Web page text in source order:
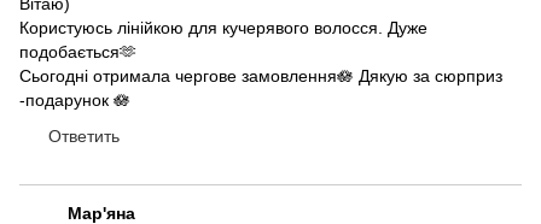
Користуюсь лінійкою для кучерявого волосся. Дуже
подобається🫶
Сьогодні отримала чергове замовлення🪷 Дякую за сюрприз
-подарунок 🪷
Ответить
Мар'яна